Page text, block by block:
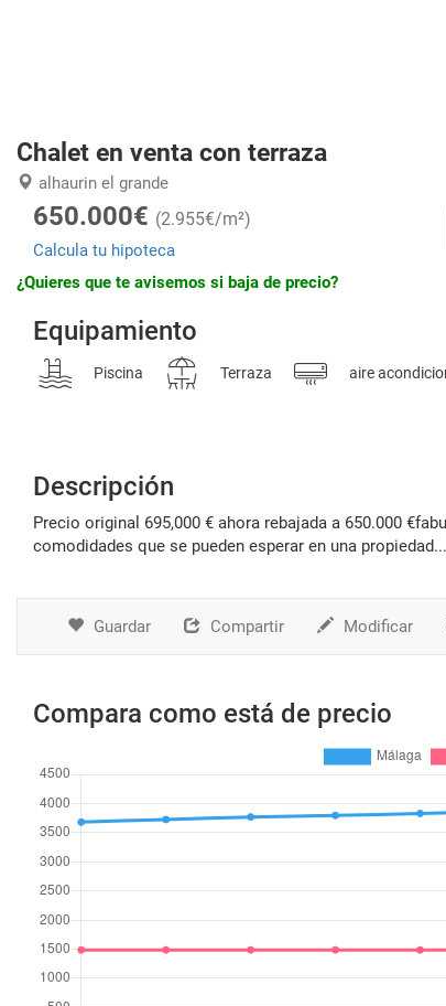
Chalet en venta con terraza
alhaurin el grande
650.000€ (2.955€/m²)
Calcula tu hipoteca
¿Quieres que te avisemos si baja de precio?
Equipamiento
Piscina Terraza aire
Descripción
precio original 695,000 € ahora rebajada a 650.000 €fabulosa villa rural ubicada en la conocida zona de las lomas con todas las
comodidades que se pueden esperar en una propiedad...
Guardar Compartir Modificar
Compara como está de precio